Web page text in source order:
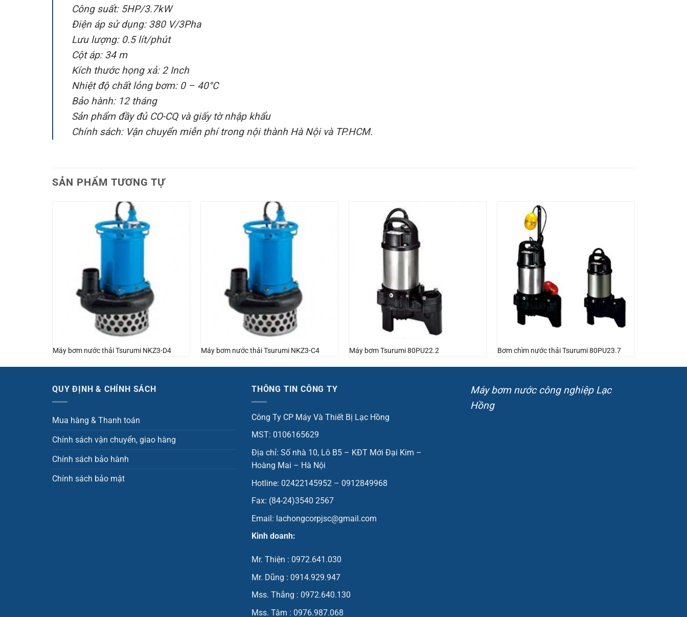
Công suất: 5HP/3.7kW
Điện áp sử dụng: 380 V/3Pha
Lưu lượng: 0.5 lít/phút
Cột áp: 34 m
Kích thước họng xả: 2 Inch
Nhiệt độ chất lỏng bơm: 0 – 40°C
Bảo hành: 12 tháng
Sản phẩm đầy đủ CO-CQ và giấy tờ nhập khẩu
Chính sách: Vận chuyển miễn phí trong nội thành Hà Nội và TP.HCM.
SẢN PHẨM TƯƠNG TỰ
Máy bơm nước thải Tsurumi NKZ3-D4 Máy bơm nước thải Tsurumi NKZ3-C4 Máy bơm Tsurumi 80PU22.2 Bơm chìm nước thải Tsurumi 80PU23.7
QUY ĐỊNH & CHÍNH SÁCH
Mua hàng & Thanh toán
Chính sách vận chuyển, giao hàng
Chính sách bảo hành
Chính sách bảo mật
THÔNG TIN CÔNG TY
Công Ty CP Máy Và Thiết Bị Lạc Hồng
MST: 0106165629
Địa chỉ: Số nhà 10, Lô B5 – KĐT Mới Đại Kim –
Hoàng Mai – Hà Nội
Hotline: 02422145952 – 0912849968
Fax: (84-24)3540 2567
Email: lachongcorpjsc@gmail.com
Kinh doanh:
Mr. Thiện : 0972.641.030
Mr. Dũng : 0914.929.947
Mss. Thắng : 0972.640.130
Mss. Tâm : 0976.987.068
Máy bơm nước công nghiệp Lạc
Hồng